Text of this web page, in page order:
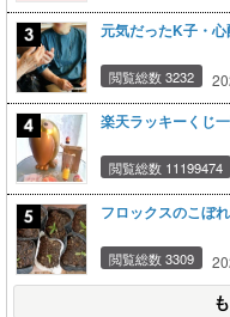
元気だったK子・
閲覧総数 3232
楽天ラッキーくじ一
閲覧総数 11199474
フロックスのこぼ
閲覧総数 3309